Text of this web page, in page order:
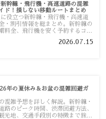
新幹線・飛行機・高速道路の混雑
ド！損しない移動ルートまとめ
役立つ新幹線・飛行機・高速道
・割引情報を総まとめ。新幹線の
料金、飛行機を安く予約するコ
かりやすく解説します。2026.07.15
年の夏休み＆お盆の混雑回避ガ
混雑予想を詳しく解説。新幹線・
路のピーク時間、渋滞回避方法、
光地、交通手段別の特徴まで旅行